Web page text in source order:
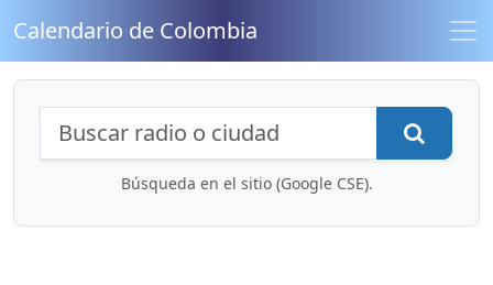
Calendario de Colombia
Búsqueda de radios y contenidos
Búsqueda en el sitio (Google CSE).